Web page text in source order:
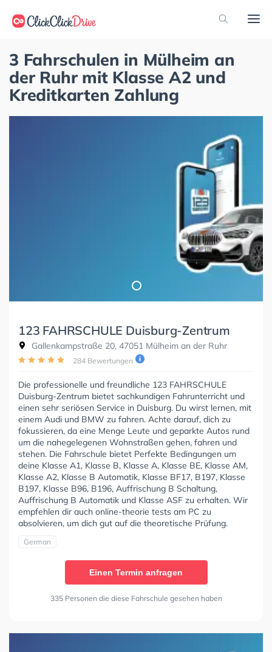
3 Fahrschulen in Mülheim an
der Ruhr mit Klasse A2 und
Kreditkarten Zahlung
123 FAHRSCHULE Duisburg-Zentrum
Gallenkampstraße 20, 47051 Mülheim an der Ruhr
284 Bewertungen
Die professionelle und freundliche 123 FAHRSCHULE
Duisburg-Zentrum bietet sachkundigen Fahrunterricht und
einen sehr seriösen Service in Duisburg. Du wirst lernen, mit
einem Audi und BMW zu fahren. Achte darauf, dich zu
fokussieren, da eine Menge Leute und geparkte Autos rund
um die nahegelegenen Wohnstraßen gehen, fahren und
stehen. Die Fahrschule bietet Perfekte Bedingungen um
deine Klasse A1, Klasse B, Klasse A, Klasse BE, Klasse AM,
Klasse A2, Klasse B Automatik, Klasse BF17, B197, Klasse
B197, Klasse B96, B196, Auffrischung B Schaltung,
Auffrischung B Automatik und Klasse ASF zu erhalten. Wir
empfehlen dir auch online-theorie tests am PC zu
absolvieren, um dich gut auf die theoretische Prüfung.
German
Einen Termin anfragen
335 Personen die diese Fahrschule gesehen haben